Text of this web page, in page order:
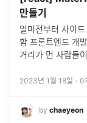
만들기
얼마전부터 사이
함 프론트엔드 개
거리가 먼 사람들
하다 필자가.....
2023년 1월 18일 · 0
by chaeyeon